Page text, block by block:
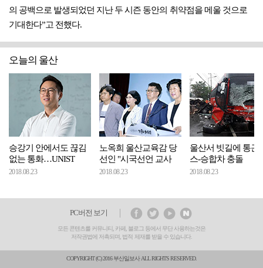
의 공백으로 발생되었던 지난 두 시즌 동안의 취약점을 메울 것으로
기대한다”고 전했다.
오늘의 울산
승강기 안에서도 끊김
없는 통화…UNIST
2018.08.23
노옥희 울산교육감 당
선인 "시국선언 교사
2018.08.23
울산서 빗길에 통근
스-승합차 충돌
2018.08.23
PC버전 보기
모든 콘텐츠를 커뮤니티, 카페, 블로그 등에서 무단 사용하는것은
저작권법에 저촉되며, 법적 제재를 받을 수 있습니다.
COPYRIGHT (C) 2016 부산일보사 ALL RIGHTS RESERVED.